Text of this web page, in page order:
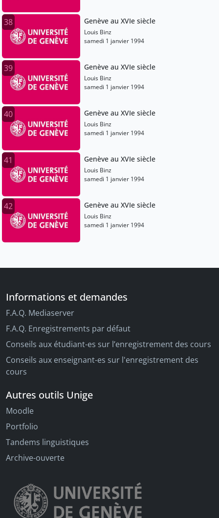
38 Genève au XVIe siècle
Louis Binz
samedi 1 janvier 1994
39 Genève au XVIe siècle
Louis Binz
samedi 1 janvier 1994
40 Genève au XVIe siècle
Louis Binz
samedi 1 janvier 1994
41 Genève au XVIe siècle
Louis Binz
samedi 1 janvier 1994
42 Genève au XVIe siècle
Louis Binz
samedi 1 janvier 1994
Informations et demandes
F.A.Q. Mediaserver
F.A.Q. Enregistrements par défaut
Conseils aux étudiant-es sur l’enregistrement des cours
Conseils aux enseignant-es sur l'enregistrement des
cours
Autres outils Unige
Moodle
Portfolio
Tandems linguistiques
Archive-ouverte